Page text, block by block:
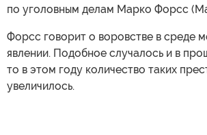
по уголовным делам Марко Форсс
Форсс говорит о воровстве в среде
явлении. Подобное случалось и в
то в этом году количество таких
увеличилось.